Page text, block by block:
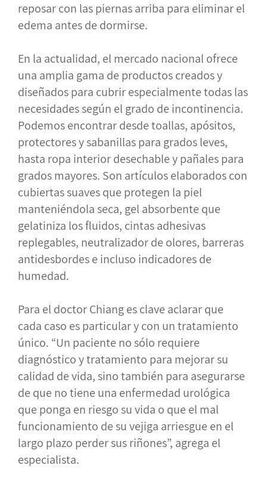
reposar con las piernas arriba para eliminar el
edema antes de dormirse.
En la actualidad, el mercado nacional ofrece
una amplia gama de productos creados y
diseñados para cubrir especialmente todas las
necesidades según el grado de incontinencia.
Podemos encontrar desde toallas, apósitos,
protectores y sabanillas para grados leves,
hasta ropa interior desechable y pañales para
grados mayores. Son artículos elaborados con
cubiertas suaves que protegen la piel
manteniéndola seca, gel absorbente que
gelatiniza los fluidos, cintas adhesivas
replegables, neutralizador de olores, barreras
antidesbordes e incluso indicadores de
humedad.
Para el doctor Chiang es clave aclarar que
cada caso es particular y con un tratamiento
único. “Un paciente no sólo requiere
diagnóstico y tratamiento para mejorar su
calidad de vida, sino también para asegurarse
de que no tiene una enfermedad urológica
que ponga en riesgo su vida o que el mal
funcionamiento de su vejiga arriesgue en el
largo plazo perder sus riñones”, agrega el
especialista.